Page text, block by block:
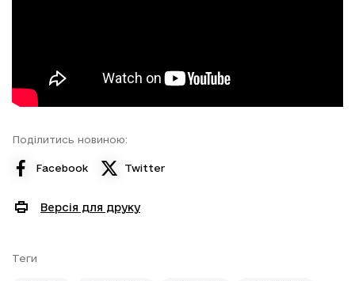
Поділитись новиною:
Facebook Twitter
Версія для друку
Теги